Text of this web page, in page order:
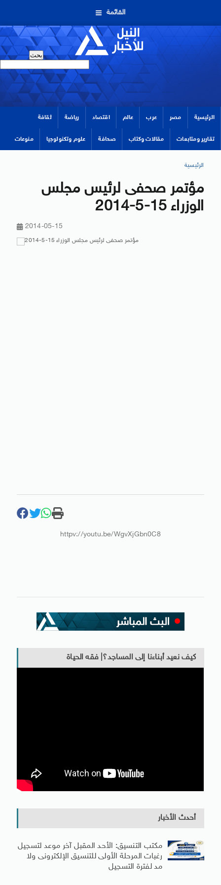
القائمة
الرئيسية مصر عرب عالم اقتصاد رياضة ثقافة
تقارير ومتابعات مقالات وكتاب صحافة علوم وتكنولوجيا منوعات
الرئيسية
مؤتمر صحفى لرئيس مجلس
الوزراء 15-5-2014
2014-05-15
httpv://youtu.be/WgvXjGbn0C8
كيف نعيد أبناءنا إلى المساجد؟| فقه الحياة
أحدث الأخبار
مكتب التنسيق: الأحد المقبل آخر موعد لتسجيل
رغبات المرحلة الأولى للتنسيق الإلكترونى ولا
مد لفترة التسجيل